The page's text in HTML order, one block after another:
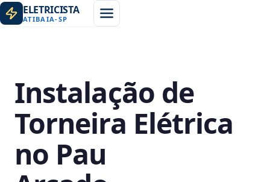
ELETRICISTA
ATIBAIA-SP
Instalação de
Torneira Elétrica
no Pau